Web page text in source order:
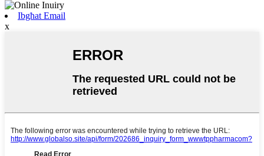
Ibgħat Email
x